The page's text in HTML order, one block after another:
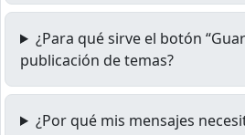
¿Para qué sirve el botón
publicación de temas?
¿Por qué mis mensajes